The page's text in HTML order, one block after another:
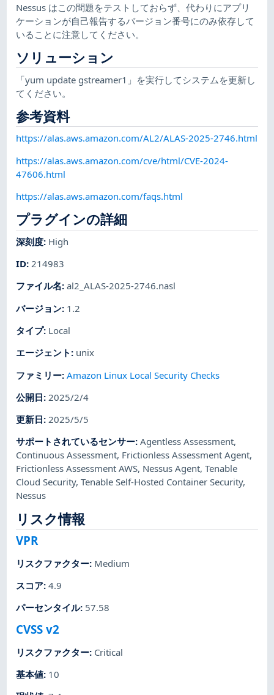
Nessus はこの問題をテストしておらず、代わりにアプリ
ケーションが自己報告するバージョン番号にのみ依存して
いることに注意してください。
ソリューション
「yum update gstreamer1」を実行してシステムを更新し
てください。
参考資料
https://alas.aws.amazon.com/AL2/ALAS-2025-2746.html
https://alas.aws.amazon.com/cve/html/CVE-2024-
47606.html
https://alas.aws.amazon.com/faqs.html
プラグインの詳細
深刻度: High
ID:214983
ファイル名:al2_ALAS-2025-2746.nasl
バージョン: 1.2
タイプ: Local
エージェント : unix
ファミリー:Amazon Linux Local Security Checks
公開日: 2025/2/4
更新日:2025/5/5
サポートされているセンサー:Agentless Assessment,
Continuous Assessment, Frictionless Assessment Agent,
Frictionless Assessment AWS, Nessus Agent,Tenable
Cloud Security,Tenable Self-Hosted Container Security,
Nessus
リスク情報
VPR
リスクファクター: Medium
スコア:4.9
パーセンタイル: 57.58
CVSS v2
リスクファクター: Critical
基本値: 10